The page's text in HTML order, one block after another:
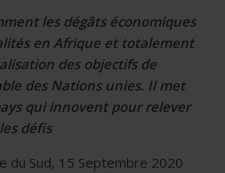
L
i
n
k
a
g
e
r
les dégâts économiques
en Afrique et totalement
des objectifs de
des Nations unies. Il met
qui innovent pour relever
les défis
du Sud, 15 Septembre 2020